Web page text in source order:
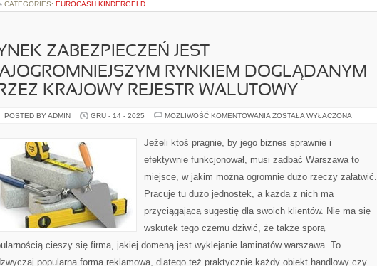
CATEGORIES: EUROCASH KINDERGELD
ZABEZPIECZEŃ JEST
RYNKIEM DOGLĄDANYM
KRAJOWY REJESTR WALUTOWY
POSTED BY ADMIN GRU - 14 - 2025 MOŻLIWOŚĆ KOMENTOWANIA RYNEK
NAJOGROMNIEJSZYM
RYNKIEM
PRZEZ
REJESTR
ZOSTAŁA WYŁĄCZONA
Jeżeli ktoś pragnie, by jego biznes sprawnie i
efektywnie funkcjonował, musi zadbać Warszawa to
miejsce, w jakim można ogromnie dużo rzeczy załatwić.
Pracuje tu dużo jednostek, a każda z nich ma
przyciągającą sugestię dla swoich klientów. Nie ma się
wskutek tego czemu dziwić, że także sporą
cieszy się firma, jakiej domeną jest wyklejanie laminatów warszawa. To
popularna forma reklamowa, dlatego też praktycznie każdy obiekt handlowy czy